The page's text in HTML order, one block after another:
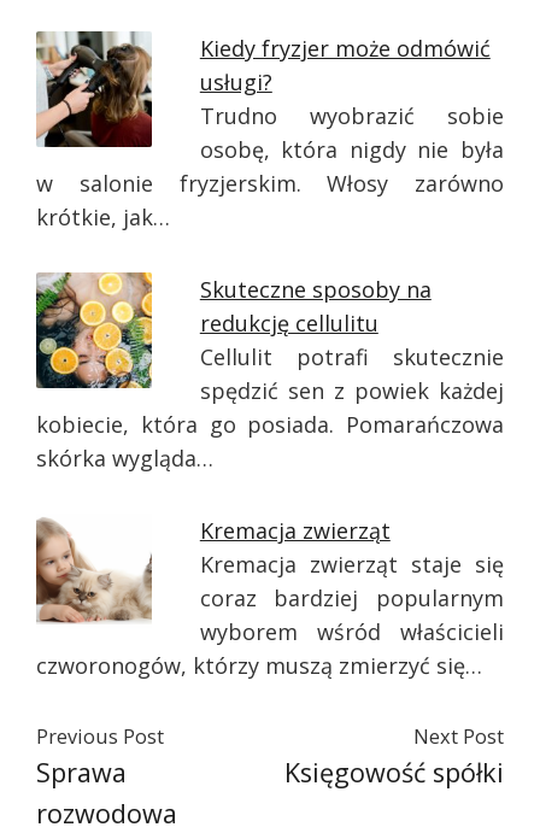
Kiedy fryzjer może odmówić
usługi?
Trudno wyobrazić sobie
osobę, która nigdy nie była
w salonie fryzjerskim. Włosy zarówno
krótkie, jak…
Skuteczne sposoby na
redukcję cellulitu
Cellulit potrafi skutecznie
spędzić sen z powiek każdej
kobiecie, która go posiada. Pomarańczowa
skórka wygląda…
Kremacja zwierząt
Kremacja zwierząt staje się
coraz bardziej popularnym
wyborem wśród właścicieli
czworonogów, którzy muszą zmierzyć się…
Previous Post
Sprawa
rozwodowa
Next Post
Księgowość spółki